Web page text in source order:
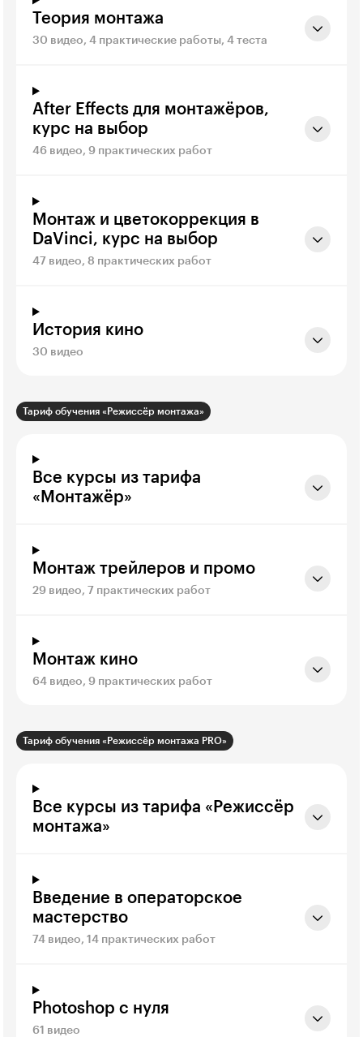
Теория монтажа
30 видео, 4 практические работы, 4 теста
After Effects для монтажёров,
курс на выбор
46 видео, 9 практических работ
Монтаж и цветокоррекция в
DaVinci, курс на выбор
47 видео, 8 практических работ
История кино
30 видео
Тариф обучения «Режиссёр монтажа»
Все курсы из тарифа
«Монтажёр»
Монтаж трейлеров и промо
29 видео, 7 практических работ
Монтаж кино
64 видео, 9 практических работ
Тариф обучения «Режиссёр монтажа PRO»
Все курсы из тарифа «Режиссёр
монтажа»
Введение в операторское
мастерство
74 видео, 14 практических работ
Photoshop с нуля
61 видео